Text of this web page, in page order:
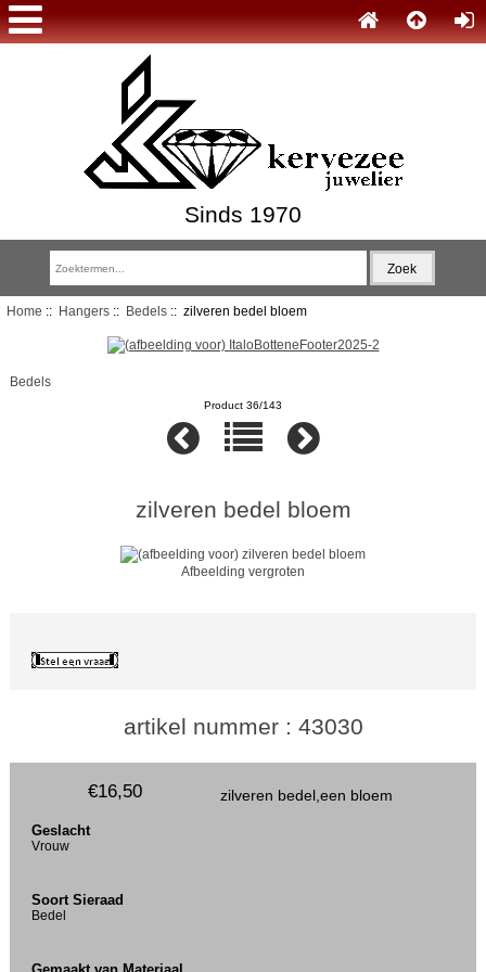
Sinds 1970
Home :: Hangers:: Bedels:: zilveren bedel bloem
Bedels
Product 36/143
zilveren bedel bloem
Afbeelding vergroten
artikel nummer : 43030
zilveren bedel,een bloem
€16,50
Geslacht
Vrouw
Soort Sieraad
Bedel